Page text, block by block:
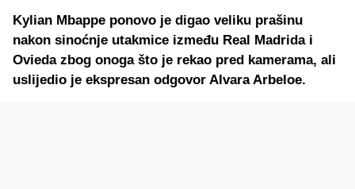
Kylian Mbappe ponovo je digao veliku prašinu
nakon sinoćnje utakmice između Real Madrida i
Ovieda zbog onoga što je rekao pred kamerama, ali
uslijedio je ekspresan odgovor Alvara Arbeloe.